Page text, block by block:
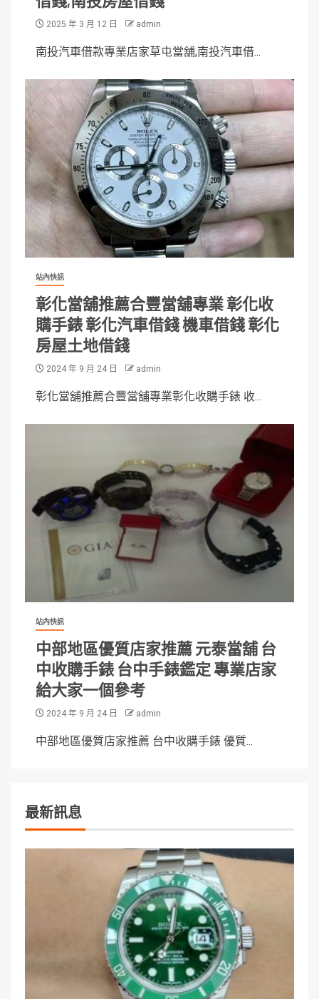
2025 年 3 月 12 日 admin
南投汽車借款專業店家草屯當舖,南投汽車借...
站內快訊
彰化當舖推薦合豐當舖專業 彰化收
購手錶 彰化汽車借錢 機車借錢 彰化
房屋土地借錢
2024 年 9 月 24 日 admin
彰化當舖推薦合豐當舖專業彰化收購手錶 收...
站內快訊
中部地區優質店家推薦 元泰當舖 台
中收購手錶 台中手錶鑑定 專業店家
給大家一個參考
2024 年 9 月 24 日 admin
中部地區優質店家推薦 台中收購手錶 優質...
最新訊息